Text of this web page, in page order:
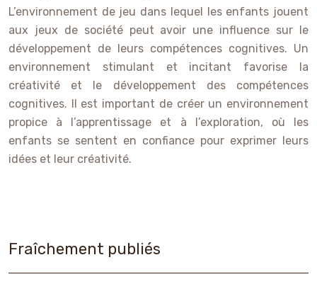
L’environnement de jeu dans lequel les enfants jouent
aux jeux de société peut avoir une influence sur le
développement de leurs compétences cognitives. Un
environnement stimulant et incitant favorise la
créativité et le développement des compétences
cognitives. Il est important de créer un environnement
propice à l’apprentissage et à l’exploration, où les
enfants se sentent en confiance pour exprimer leurs
idées et leur créativité.
Fraîchement publiés